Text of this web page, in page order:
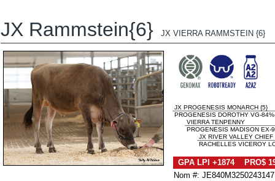
JX Rammstein{6} JX VIERRA RAMMSTEIN {6}
JX PROGENESIS MONARCH {5}
PROGENESIS DOROTHY VG-
VIERRA TENPENNY
PROGENESIS MADISON EX-
JX RIVER VALLEY CHIEF
RACHELLES VICEROY
GPA LPI +1874 PRO$
Nom #: JE840M3250243147